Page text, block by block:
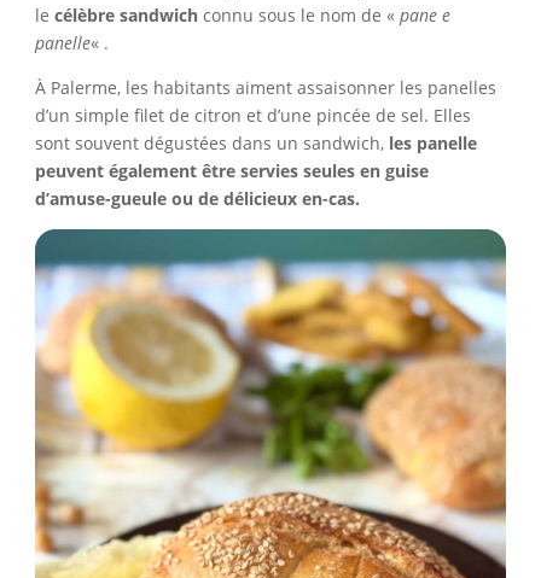
le célèbre sandwich connu sous le nom de « pane e
panelle« .
À Palerme, les habitants aiment assaisonner les panelles
d’un simple filet de citron et d’une pincée de sel. Elles
sont souvent dégustées dans un sandwich, les panelle
peuvent également être servies seules en guise
d’amuse-gueule ou de délicieux en-cas.